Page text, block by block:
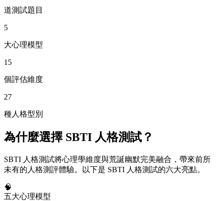
道測試題目
5
大心理模型
15
個評估維度
27
種人格型別
為什麼選擇 SBTI 人格測試？
SBTI 人格測試將心理學維度與荒誕幽默完美融合，帶來前所
未有的人格測評體驗。以下是 SBTI 人格測試的六大亮點。
🧠
五大心理模型